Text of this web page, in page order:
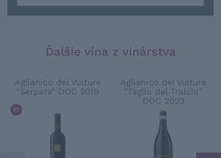
Ďalšie vína z vinárstva
Aglianico del Vulture
"Serpara" DOC 2019
92
Aglianico del Vulture
"Taglio del Tralcio"
DOC 2023